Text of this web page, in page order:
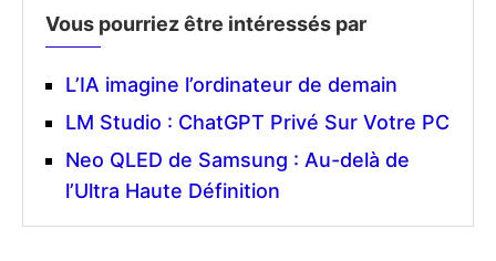
Vous pourriez être intéressés par
L’IA imagine l’ordinateur de demain
LM Studio : ChatGPT Privé Sur Votre PC
Neo QLED de Samsung : Au-delà de
l’Ultra Haute Définition